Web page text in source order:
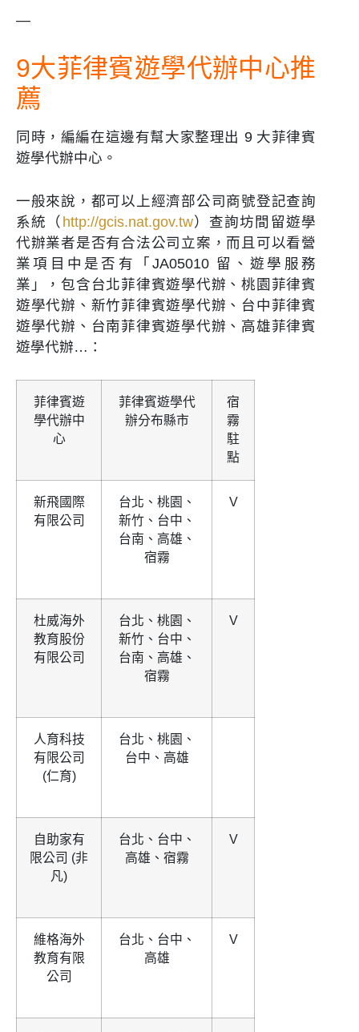
—
9大菲律賓遊學代辦中心推
薦
同時，編編在這邊有幫大家整理出 9 大菲律賓
遊學代辦中心。
一般來說，都可以上經濟部公司商號登記查詢
系統（ http://gcis.nat.gov.tw）查詢坊間留遊學
代辦業者是否有合法公司立案，而且可以看營
業項目中是否有「JA05010 留、遊學服務
業」，包含台北菲律賓遊學代辦、桃園菲律賓
遊學代辦、新竹菲律賓遊學代辦、台中菲律賓
遊學代辦、台南菲律賓遊學代辦、高雄菲律賓
遊學代辦…：
菲律賓遊
學代辦中
心
菲律賓遊學代
辦分布縣市
宿
霧
駐
點
新飛國際
有限公司
台北、桃園、
新竹、台中、
台南、高雄、
宿霧
V
杜威海外
教育股份
有限公司
台北、桃園、
新竹、台中、
台南、高雄、
宿霧
V
人育科技
有限公司
(仁育)
台北、桃園、
台中、高雄
自助家有
限公司 (非
凡)
台北、台中、
高雄、宿霧
V
維格海外
教育有限
公司
台北、台中、
高雄
V